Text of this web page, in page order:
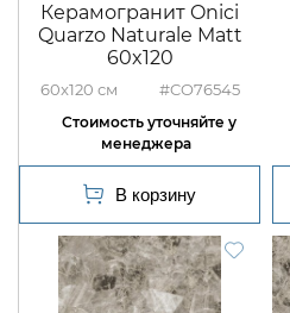
Керамогранит Onici
Quarzo Naturale Matt
60x120
60x120 #CO76545